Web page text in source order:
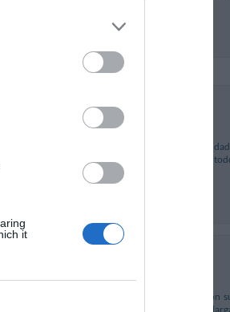
it
y a los lugares más exclusivos del centro de la
Milán. Es un importante punto de referencia para
para una agradable estancia en Milán. Con
y autonomía para estancias medias o